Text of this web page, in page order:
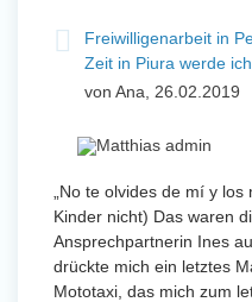
Freiwilligenarbeit in
Zeit in Piura werde
von Ana, 26.02.2019
„No te olvides de mí y
Kinder nicht) Das waren
Ansprechpartnerin Ines
drückte mich ein letztes
Mototaxi, das mich zum